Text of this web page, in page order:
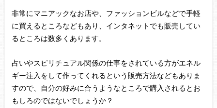
非常にマニアックなお店や、ファッションビルなどで手軽
に買えるところなどもあり、インタネットでも販売してい
るところは数多くあります。
占いやスピリチュアル関係の仕事をされている方がエネル
ギー注入をして作ってくれるという販売方法などもありま
すので、自分の好みに合うようなところで購入されるとお
もしろのではないでしょうか？